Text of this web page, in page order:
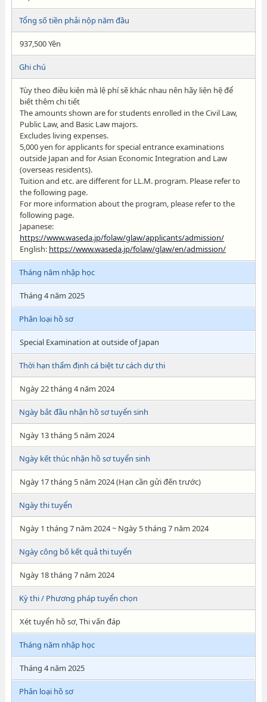
Tổng số tiền phải nộp năm đầu
937,500 Yên
Ghi chú
Tùy theo điều kiện mà lệ phí sẽ khác nhau nên hãy liện hệ để
biết thêm chi tiết
The amounts shown are for students enrolled in the Civil Law,
Public Law, and Basic Law majors.
Excludes living expenses.
5,000 yen for applicants for special entrance examinations
outside Japan and for Asian Economic Integration and Law
(overseas residents).
Tuition and etc. are different for LL.M. program. Please refer to
the following page.
For more information about the program, please refer to the
following page.
Japanese:
https://www.waseda.jp/folaw/glaw/applicants/admission/
English: https://www.waseda.jp/folaw/glaw/en/admission/
Tháng năm nhập học
Tháng 4 năm 2025
Phân loại hồ sơ
Special Examination at outside of Japan
Thời hạn thẩm định cá biệt tư cách dự thi
Ngày 22 tháng 4 năm 2024
Ngày bắt đầu nhận hồ sơ tuyển sinh
Ngày 13 tháng 5 năm 2024
Ngày kết thúc nhận hồ sơ tuyển sinh
Ngày 17 tháng 5 năm 2024 (Hạn cần gửi đến trước)
Ngày thi tuyển
Ngày 1 tháng 7 năm 2024 ~ Ngày 5 tháng 7 năm 2024
Ngày công bố kết quả thi tuyển
Ngày 18 tháng 7 năm 2024
Kỳ thi / Phương pháp tuyển chọn
Xét tuyển hồ sơ, Thi vấn đáp
Tháng năm nhập học
Tháng 4 năm 2025
Phân loại hồ sơ